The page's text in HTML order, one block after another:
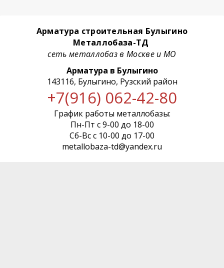
Арматура строительная Булыгино
Металлобаза-ТД
сеть металлобаз в Москве и МО
Арматура в Булыгино
143116, Булыгино, Рузский район
+7(916) 062-42-80
График работы металлобазы:
Пн-Пт с 9-00 до 18-00
Сб-Вс с 10-00 до 17-00
metallobaza-td@yandex.ru